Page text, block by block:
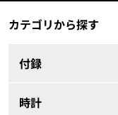
カテゴリから探す
付録
時計